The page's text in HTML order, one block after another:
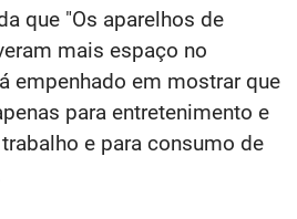
que "Os aparelhos de
mais espaço no
empenhado em mostrar que
para entretenimento e
e para consumo de